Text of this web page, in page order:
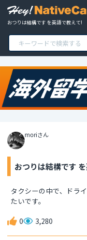
おつりは結構です を英語で教えて!
moriさん
おつりは結構です
タクシーの中で、ドラ
たいです。
0 3,280